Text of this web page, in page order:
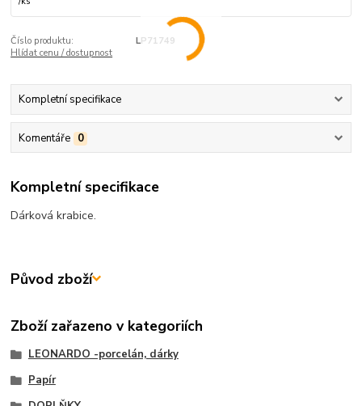
Číslo produktu:
LP71749
Hlídat cenu / dostupnost
Kompletní specifikace
Komentáře 0
Kompletní specifikace
Dárková krabice.
Původ zboží
Zboží zařazeno v kategoriích
LEONARDO -porcelán, dárky
Papír